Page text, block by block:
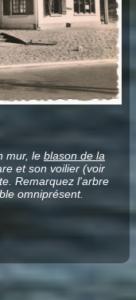
mur, le blason de la
et son voilier (voir
Remarquez l'arbre
omniprésent.